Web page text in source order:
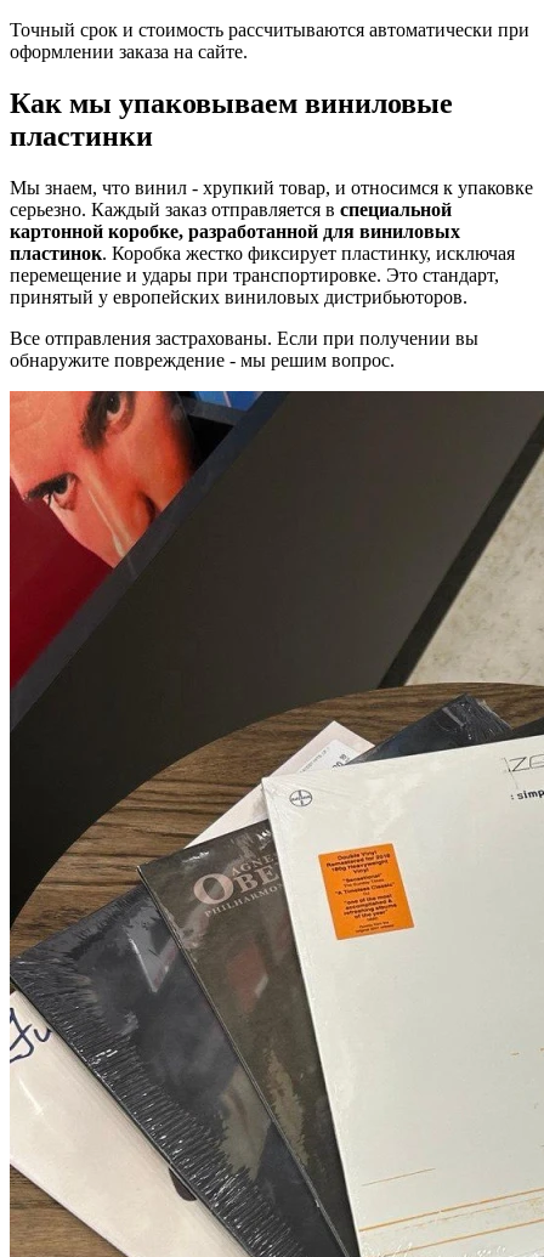
Точный срок и стоимость рассчитываются автоматически при
оформлении заказа на сайте.
Как мы упаковываем виниловые
пластинки
Мы знаем, что винил - хрупкий товар, и относимся к упаковке
серьезно. Каждый заказ отправляется в специальной
картонной коробке, разработанной для виниловых
пластинок. Коробка жестко фиксирует пластинку, исключая
перемещение и удары при транспортировке. Это стандарт,
принятый у европейских виниловых дистрибьюторов.
Все отправления застрахованы. Если при получении вы
обнаружите повреждение - мы решим вопрос.